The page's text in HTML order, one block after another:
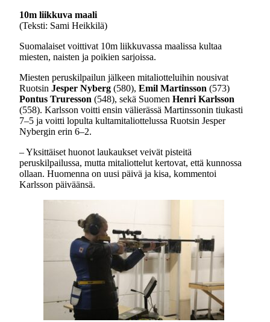
10m liikkuva maali
(Teksti: Sami Heikkilä)
Suomalaiset voittivat 10m liikkuvassa maalissa kultaa
miesten, naisten ja poikien sarjoissa.
Miesten peruskilpailun jälkeen mitaliotteluihin nousivat
Ruotsin Jesper Nyberg (580), Emil Martinsson (573)
Pontus Truresson (548), sekä Suomen Henri Karlsson
(558). Karlsson voitti ensin välierässä Martinssonin tiukasti
7–5 ja voitti lopulta kultamitaliottelussa Ruotsin Jesper
Nybergin erin 6–2.
– Yksittäiset huonot laukaukset veivät pisteitä
peruskilpailussa, mutta mitaliottelut kertovat, että kunnossa
ollaan. Huomenna on uusi päivä ja kisa, kommentoi
Karlsson päiväänsä.